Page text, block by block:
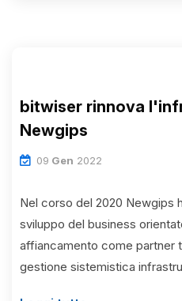
bitwiser rinnova
Newgips
09 Gen 2022
Nel corso del 2020 Newgips
sviluppo del business
affiancamento come partner
gestione sistemistica